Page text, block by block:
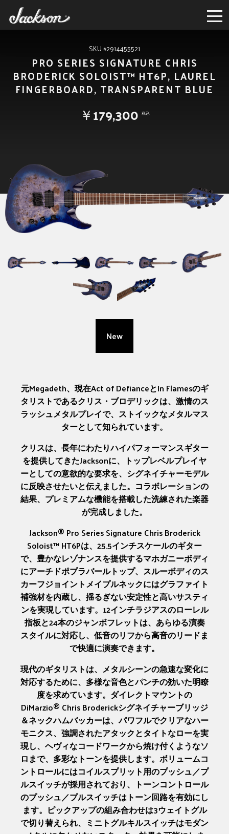
SKU #2914455521
PRO SERIES SIGNATURE CHRIS
BRODERICK SOLOIST™ HT6P, LAUREL
FINGERBOARD, TRANSPARENT BLUE
￥179,300 税込
New
元Megadeth、現在Act of DefianceとIn Flamesのギ
タリストであるクリス・ブロデリックは、激情のス
ラッシュメタルプレイで、ストイックなメタルマス
ターとして知られています。
クリスは、長年にわたりハイパフォーマンスギター
を提供してきたJacksonに、トップレベルプレイヤ
ーとしての意欲的な要求を、シグネイチャーモデル
に反映させたいと伝えました。コラボレーションの
結果、プレミアムな機能を搭載した洗練された楽器
が完成しました。
Jackson® Pro Series Signature Chris Broderick
Soloist™ HT6Pは、25.5インチスケールのギター
で、豊かなレゾナンスを提供するマホガニーボディ
にアーチドポプラバールトップ、スルーボディのス
カーフジョイントメイプルネックにはグラファイト
補強材を内蔵し、揺るぎない安定性と高いサスティ
ンを実現しています。12インチラジアスのローレル
指板と24本のジャンボフレットは、あらゆる演奏
スタイルに対応し、低音のリフから高音のリードま
で快適に演奏できます。
現代のギタリストは、メタルシーンの急速な変化に
対応するために、多様な音色とパンチの効いた明瞭
度を求めています。ダイレクトマウントの
DiMarzio® Chris Broderickシグネイチャーブリッジ
＆ネックハムバッカーは、パワフルでクリアなハー
モニクス、強調されたアタックとタイトなローを実
現し、ヘヴィなコードワークから焼け付くようなソ
ロまで、多彩なトーンを提供します。ボリュームコ
ントロールにはコイルスプリット用のプッシュ／プ
ルスイッチが採用されており、トーンコントロール
のプッシュ／プルスイッチはトーン回路を有効にし
ます。ピックアップの組み合わせは3ウェイトグル
で切り替えられ、ミニトグルキルスイッチはモダン